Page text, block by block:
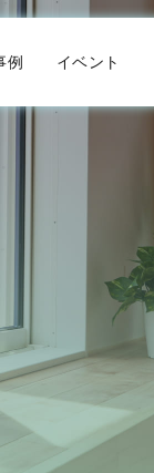
例 イベント